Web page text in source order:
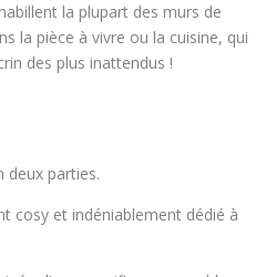
la plupart des murs de
la pièce à vivre ou la cuisine, qui
des plus inattendus !
deux parties.
cosy et indéniablement dédié à